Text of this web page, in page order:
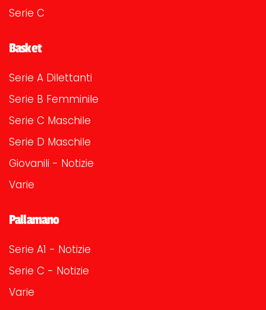
Serie C
Basket
Serie A Dilettanti
Serie B Femminile
Serie C Maschile
Serie D Maschile
Giovanili - Notizie
Varie
Pallamano
Serie A1 - Notizie
Serie C - Notizie
Varie